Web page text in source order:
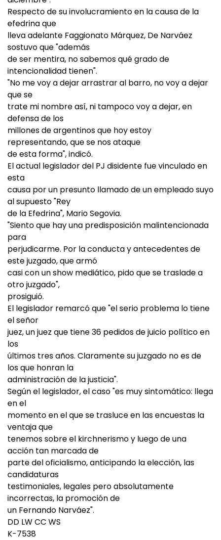
Respecto de su involucramiento en la causa de la
efedrina que
lleva adelante Faggionato Márquez, De Narváez
sostuvo que "además
de ser mentira, no sabemos qué grado de
intencionalidad tienen".
"No me voy a dejar arrastrar al barro, no voy a dejar
que se
trate mi nombre así, ni tampoco voy a dejar, en
defensa de los
millones de argentinos que hoy estoy
representando, que se nos ataque
de esta forma", indicó.
El actual legislador del PJ disidente fue vinculado en
esta
causa por un presunto llamado de un empleado suyo
al supuesto "Rey
de la Efedrina", Mario Segovia.
"Siento que hay una predisposición malintencionada
para
perjudicarme. Por la conducta y antecedentes de
este juzgado, que armó
casi con un show mediático, pido que se traslade a
otro juzgado",
prosiguió.
El legislador remarcó que "el serio problema lo tiene
el señor
juez, un juez que tiene 36 pedidos de juicio político en
los
últimos tres años. Claramente su juzgado no es de
los que honran la
administración de la justicia".
Según el legislador, el caso "es muy sintomático: llega
en el
momento en el que se trasluce en las encuestas la
ventaja que
tenemos sobre el kirchnerismo y luego de una
acción tan marcada de
parte del oficialismo, anticipando la elección, las
candidaturas
testimoniales, legales pero absolutamente
incorrectas, la promoción de
un Fernando Narváez".
DD LW CC WS
K-7538